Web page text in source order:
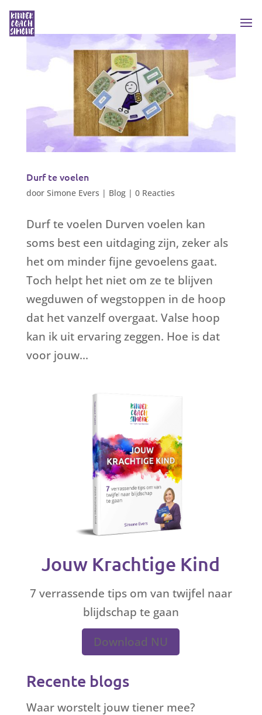
Durf te voelen
door Simone Evers | Blog| 0 Reacties
Durf te voelen Durven voelen kan
soms best een uitdaging zijn, zeker als
het om minder fijne gevoelens gaat.
Toch helpt het niet om ze te blijven
wegduwen of wegstoppen in de hoop
dat het vanzelf overgaat. Valse hoop
kan ik uit ervaring zeggen. Hoe is dat
voor jouw...
Jouw Krachtige Kind
7 verrassende tips om van twijfel naar
blijdschap te gaan
Download NU
Recente blogs
Waar worstelt jouw tiener mee?